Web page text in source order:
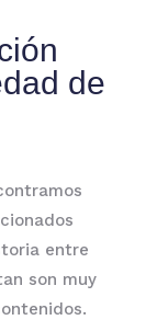
de
entre
son muy